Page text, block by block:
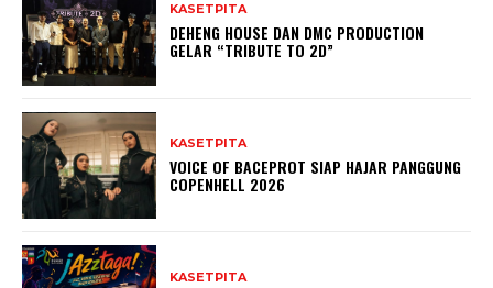
KASETPITA
DEHENG HOUSE DAN DMC PRODUCTION
GELAR “TRIBUTE TO 2D”
KASETPITA
VOICE OF BACEPROT SIAP HAJAR PANGGUNG
COPENHELL 2026
KASETPITA